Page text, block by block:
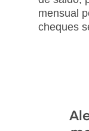
mensual
cheques